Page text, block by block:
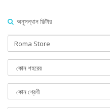
অনুসন্ধান ফিল্টার